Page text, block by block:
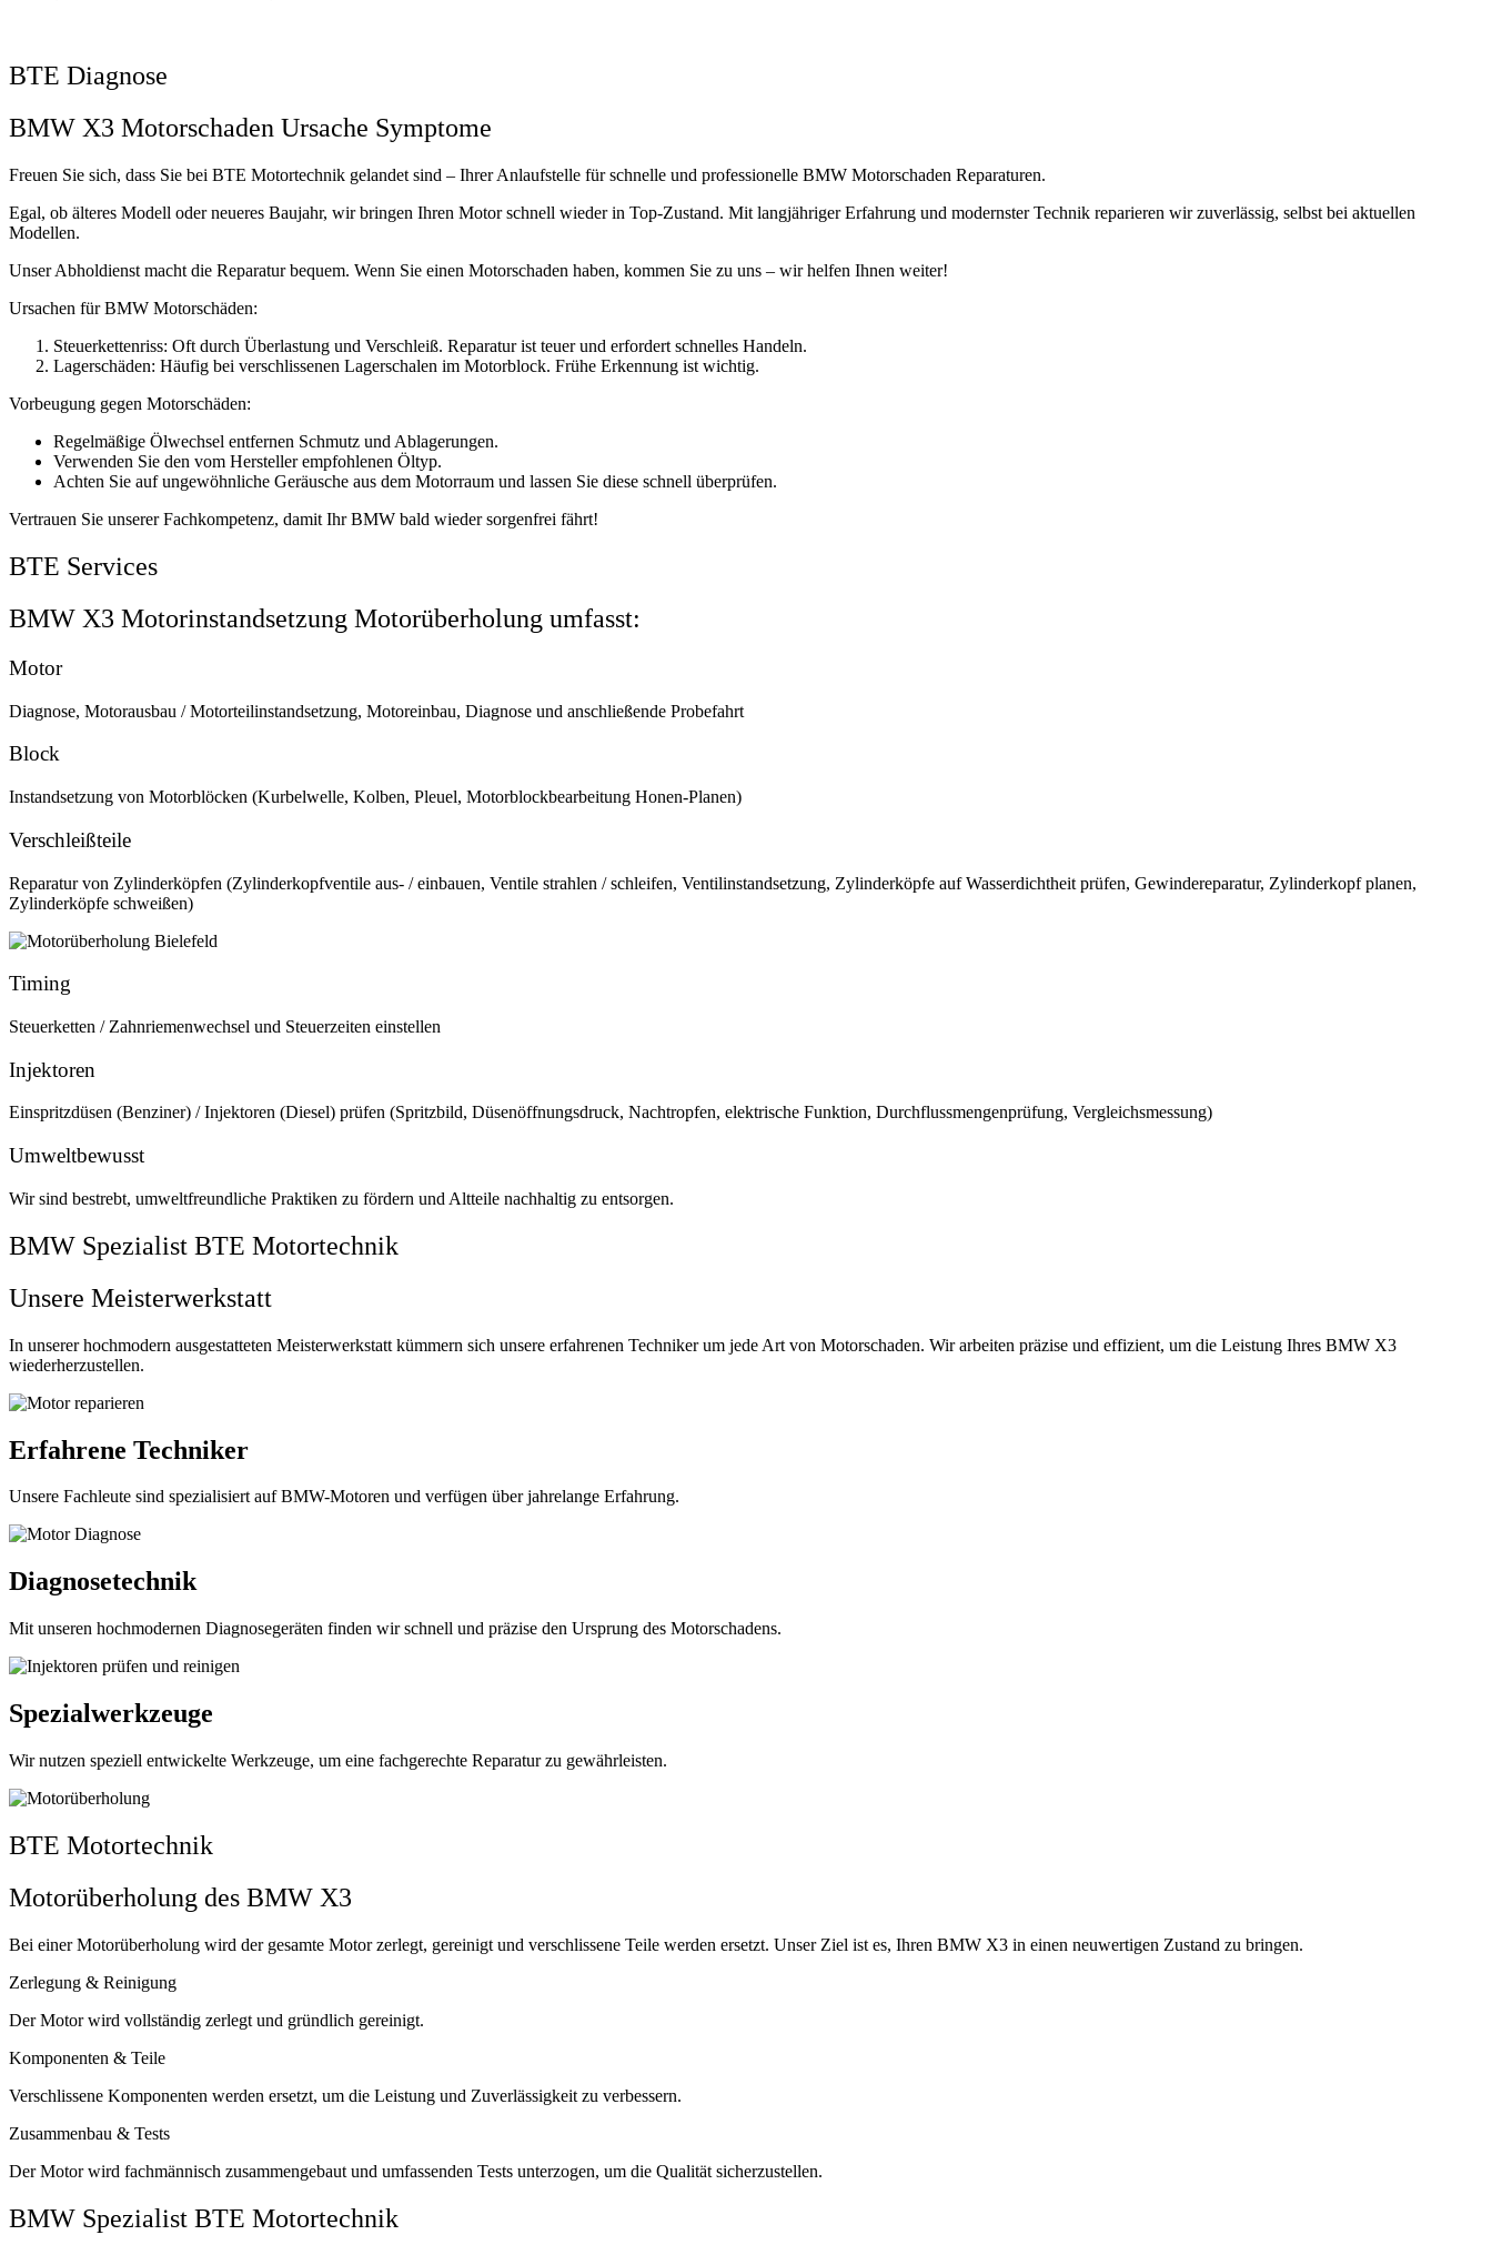
BTE Diagnose
BMW X3 Motorschaden Ursache Symptome
Freuen Sie sich, dass Sie bei BTE Motortechnik gelandet sind – Ihrer Anlaufstelle für schnelle und professionelle BMW Motorschaden Reparaturen.
Egal, ob älteres Modell oder neueres Baujahr, wir bringen Ihren Motor schnell wieder in Top-Zustand. Mit langjähriger Erfahrung und modernster Technik reparieren wir zuverlässig, selbst bei aktuellen
Modellen.
Unser Abholdienst macht die Reparatur bequem. Wenn Sie einen Motorschaden haben, kommen Sie zu uns – wir helfen Ihnen weiter!
Ursachen für BMW Motorschäden:
Steuerkettenriss: Oft durch Überlastung und Verschleiß. Reparatur ist teuer und erfordert schnelles Handeln.
Lagerschäden: Häufig bei verschlissenen Lagerschalen im Motorblock. Frühe Erkennung ist wichtig.
Vorbeugung gegen Motorschäden:
Regelmäßige Ölwechsel entfernen Schmutz und Ablagerungen.
Verwenden Sie den vom Hersteller empfohlenen Öltyp.
Achten Sie auf ungewöhnliche Geräusche aus dem Motorraum und lassen Sie diese schnell überprüfen.
Vertrauen Sie unserer Fachkompetenz, damit Ihr BMW bald wieder sorgenfrei fährt!
BTE Services
BMW X3 Motorinstandsetzung Motorüberholung umfasst:
Motor
Diagnose, Motorausbau / Motorteilinstandsetzung, Motoreinbau, Diagnose und anschließende Probefahrt
Block
Instandsetzung von Motorblöcken (Kurbelwelle, Kolben, Pleuel, Motorblockbearbeitung Honen-Planen)
Verschleißteile
Reparatur von Zylinderköpfen (Zylinderkopfventile aus- / einbauen, Ventile strahlen / schleifen, Ventilinstandsetzung, Zylinderköpfe auf Wasserdichtheit prüfen, Gewindereparatur, Zylinderkopf planen,
Zylinderköpfe schweißen)
Timing
Steuerketten / Zahnriemenwechsel und Steuerzeiten einstellen
Injektoren
Einspritzdüsen (Benziner) / Injektoren (Diesel) prüfen (Spritzbild, Düsenöffnungsdruck, Nachtropfen, elektrische Funktion, Durchflussmengenprüfung, Vergleichsmessung)
Umweltbewusst
Wir sind bestrebt, umweltfreundliche Praktiken zu fördern und Altteile nachhaltig zu entsorgen.
BMW Spezialist BTE Motortechnik
Unsere Meisterwerkstatt
In unserer hochmodern ausgestatteten Meisterwerkstatt kümmern sich unsere erfahrenen Techniker um jede Art von Motorschaden. Wir arbeiten präzise und effizient, um die Leistung Ihres BMW X3
wiederherzustellen.
Erfahrene Techniker
Unsere Fachleute sind spezialisiert auf BMW-Motoren und verfügen über jahrelange Erfahrung.
Diagnosetechnik
Mit unseren hochmodernen Diagnosegeräten finden wir schnell und präzise den Ursprung des Motorschadens.
Spezialwerkzeuge
Wir nutzen speziell entwickelte Werkzeuge, um eine fachgerechte Reparatur zu gewährleisten.
BTE Motortechnik
Motorüberholung des BMW X3
Bei einer Motorüberholung wird der gesamte Motor zerlegt, gereinigt und verschlissene Teile werden ersetzt. Unser Ziel ist es, Ihren BMW X3 in einen neuwertigen Zustand zu bringen.
Zerlegung & Reinigung
Der Motor wird vollständig zerlegt und gründlich gereinigt.
Komponenten & Teile
Verschlissene Komponenten werden ersetzt, um die Leistung und Zuverlässigkeit zu verbessern.
Zusammenbau & Tests
Der Motor wird fachmännisch zusammengebaut und umfassenden Tests unterzogen, um die Qualität sicherzustellen.
BMW Spezialist BTE Motortechnik